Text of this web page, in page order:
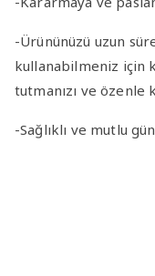
-Ürününüzü uzun
kullanabilmeniz için
tutmanızı ve özenle
-Sağlıklı ve mutlu